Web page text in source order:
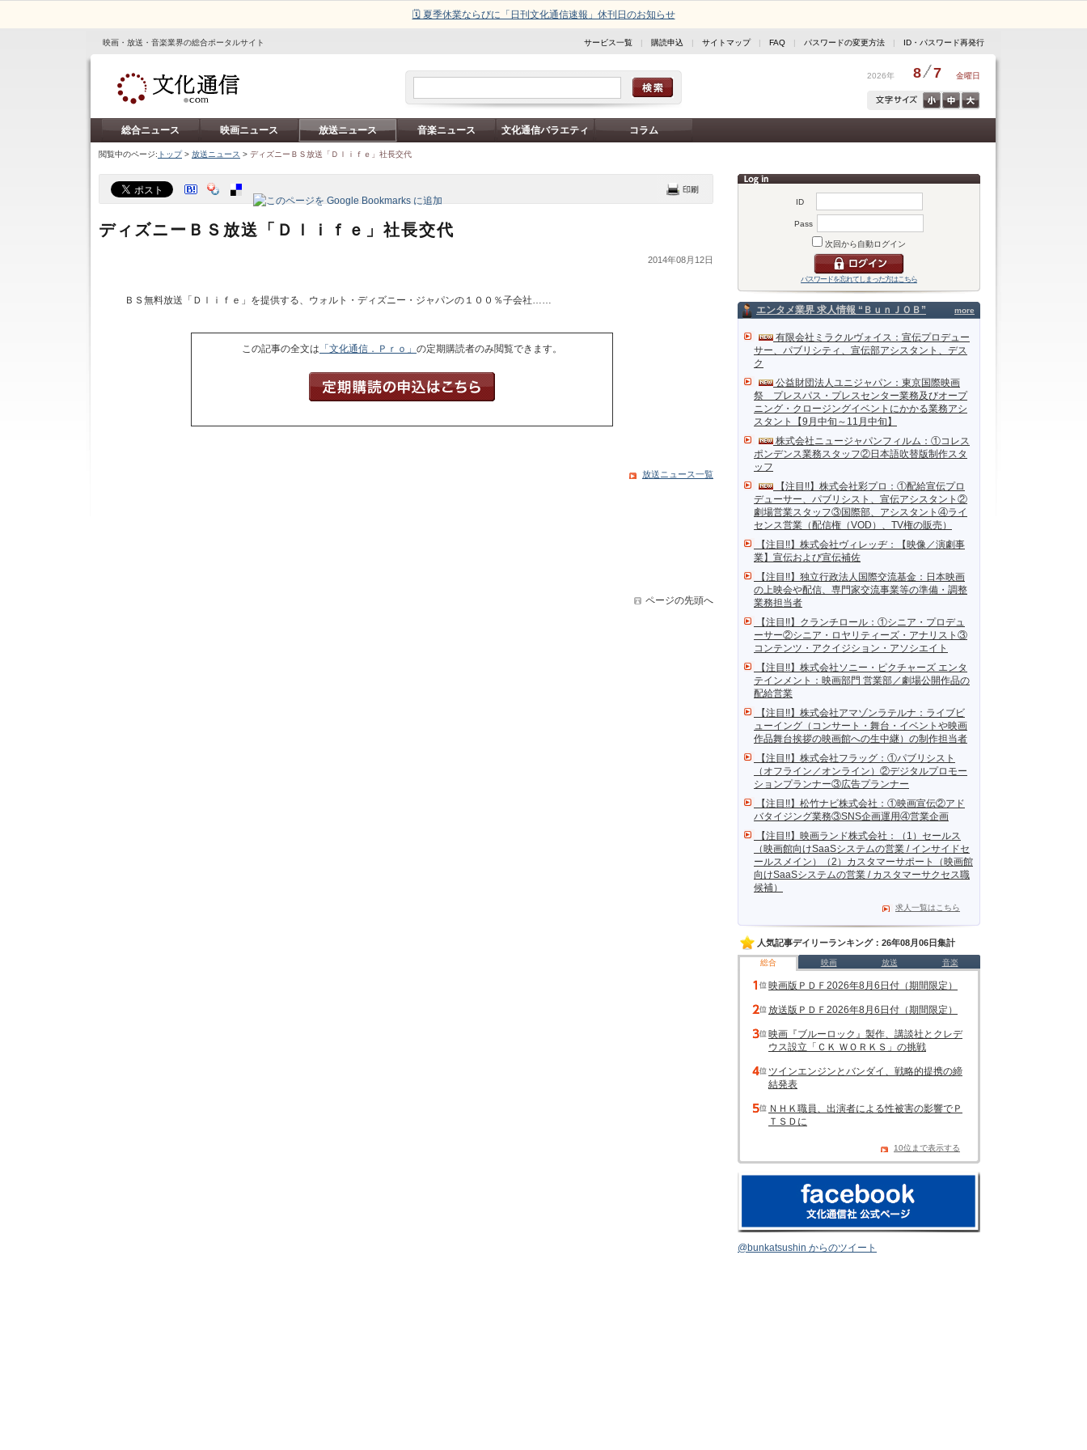
🗓️ 夏季休業ならびに「日刊文化通信速報」休刊日のお知らせ
映画・放送・音楽業界の総合ポータルサイト サービス一覧 | 購読申込 | サイトマップ| FAQ | パスワードの変更方法 | ID・パスワード再発行
2026年 8 7 金曜日
総合ニュース 映画ニュース 放送ニュース 音楽ニュース 文化通信バラエティ コラム
閲覧中のページ: トップ> 放送ニュース > ディズニーＢＳ放送「Ｄｌｉｆｅ」社長交代
ID
Pass
次回から自動ログイン
パスワードを忘れてしまった方はこちら
more
エンタメ業界 求人情報 “ＢｕｎＪＯＢ”
有限会社ミラクルヴォイス：宣伝プロデュー
サー、パブリシティ、宣伝部アシスタント、デス
ク
公益財団法人ユニジャパン：東京国際映画
祭 プレスパス・プレスセンター業務及びオープ
ニング・クロージングイベントにかかる業務アシ
スタント【9月中旬～11月中旬】
株式会社ニュージャパンフィルム：①コレス
ポンデンス業務スタッフ②日本語吹替版制作スタ
ッフ
【注目!!】株式会社彩プロ：①配給宣伝プロ
デューサー、パブリシスト、宣伝アシスタント②
劇場営業スタッフ③国際部、アシスタント④ライ
センス営業（配信権（VOD）、TV権の販売）
【注目!!】株式会社ヴィレッヂ：【映像／演劇事
業】宣伝および宣伝補佐
【注目!!】独立行政法人国際交流基金：日本映画
の上映会や配信、専門家交流事業等の準備・調整
業務担当者
【注目!!】クランチロール：①シニア・プロデュ
ーサー②シニア・ロヤリティーズ・アナリスト③
コンテンツ・アクイジション・アソシエイト
【注目!!】株式会社ソニー・ピクチャーズ エンタ
テインメント：映画部門 営業部／劇場公開作品の
配給営業
【注目!!】株式会社アマゾンラテルナ：ライブビ
ューイング（コンサート・舞台・イベントや映画
作品舞台挨拶の映画館への生中継）の制作担当者
【注目!!】株式会社フラッグ：①パブリシスト
（オフライン／オンライン）②デジタルプロモー
ションプランナー③広告プランナー
【注目!!】松竹ナビ株式会社：①映画宣伝②アド
バタイジング業務③SNS企画運用④営業企画
【注目!!】映画ランド株式会社：（1）セールス
（映画館向けSaaSシステムの営業 / インサイドセ
ールスメイン）（2）カスタマーサポート（映画館
向けSaaSシステムの営業 / カスタマーサクセス職
候補）
求人一覧はこちら
人気記事デイリーランキング：26年08月06日集計
総合 映画 放送 音楽
映画版ＰＤＦ2026年8月6日付（期間限定）
放送版ＰＤＦ2026年8月6日付（期間限定）
映画『ブルーロック』製作、講談社とクレデ
ウス設立「ＣＫ ＷＯＲＫＳ」の挑戦
ツインエンジンとバンダイ、戦略的提携の締
結発表
ＮＨＫ職員、出演者による性被害の影響でＰ
ＴＳＤに
10位まで表示する
@bunkatsushin からのツイート
ディズニーＢＳ放送「Ｄｌｉｆｅ」社長交代
2014年08月12日
ＢＳ無料放送「Ｄｌｉｆｅ」を提供する、ウォルト・ディズニー・ジャパンの１００％子会社……
この記事の全文は 「文化通信．Ｐｒｏ」 の定期購読者のみ閲覧できます。
放送ニュース一覧
ページの先頭へ